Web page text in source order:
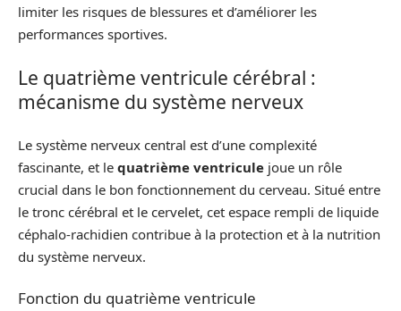
limiter les risques de blessures et d’améliorer les
performances sportives.
Le quatrième ventricule cérébral :
mécanisme du système nerveux
Le système nerveux central est d’une complexité
fascinante, et le quatrième ventricule joue un rôle
crucial dans le bon fonctionnement du cerveau. Situé entre
le tronc cérébral et le cervelet, cet espace rempli de liquide
céphalo-rachidien contribue à la protection et à la nutrition
du système nerveux.
Fonction du quatrième ventricule